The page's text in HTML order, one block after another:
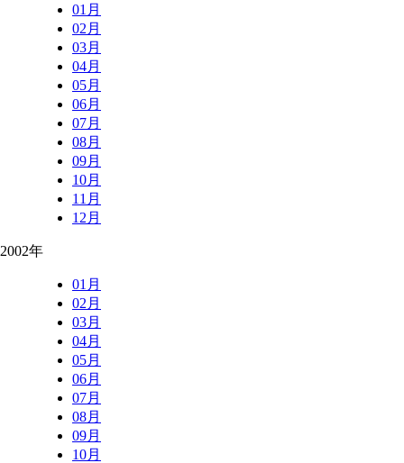
01月
02月
03月
04月
05月
06月
07月
08月
09月
10月
11月
12月
2002年
01月
02月
03月
04月
05月
06月
07月
08月
09月
10月